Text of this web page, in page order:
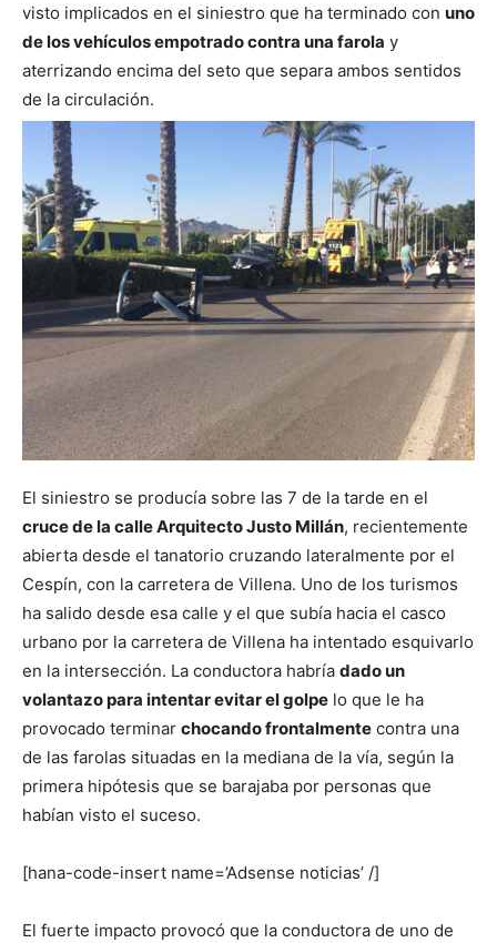
visto implicados en el siniestro que ha terminado con uno
de los vehículos empotrado contra una farola y
aterrizando encima del seto que separa ambos sentidos
de la circulación.
El siniestro se producía sobre las 7 de la tarde en el
cruce de la calle Arquitecto Justo Millán, recientemente
abierta desde el tanatorio cruzando lateralmente por el
Cespín, con la carretera de Villena. Uno de los turismos
ha salido desde esa calle y el que subía hacia el casco
urbano por la carretera de Villena ha intentado esquivarlo
en la intersección. La conductora habría dado un
volantazo para intentar evitar el golpe lo que le ha
provocado terminar chocando frontalmente contra una
de las farolas situadas en la mediana de la vía, según la
primera hipótesis que se barajaba por personas que
habían visto el suceso.
[hana-code-insert name=’Adsense noticias’ /]
El fuerte impacto provocó que la conductora de uno de